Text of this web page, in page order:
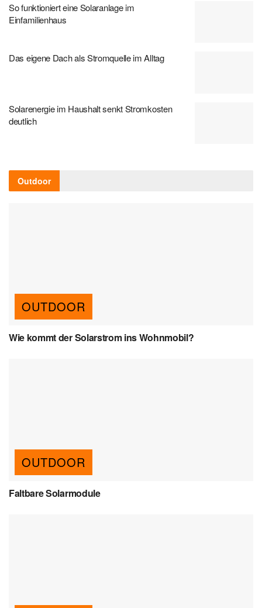
So funktioniert eine Solaranlage im
Einfamilienhaus
Das eigene Dach als Stromquelle im Alltag
Solarenergie im Haushalt senkt Stromkosten
deutlich
Outdoor
OUTDOOR
Wie kommt der Solarstrom ins Wohnmobil?
OUTDOOR
Faltbare Solarmodule